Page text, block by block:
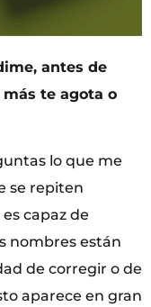
antes de
te agota o
lo que me
se repiten
capaz de
nombres están
de corregir o de
aparece en gran